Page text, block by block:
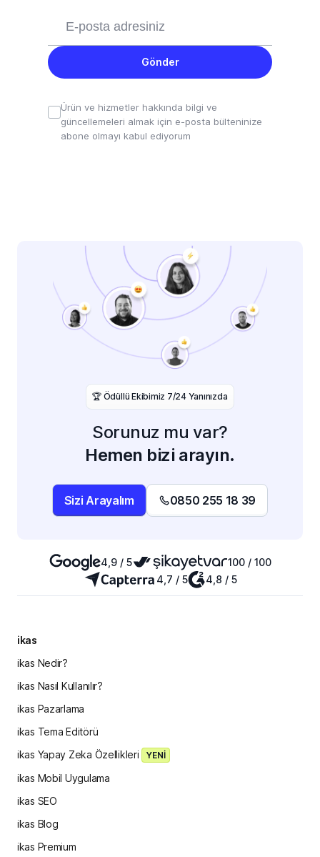
Gönder
Ürün ve hizmetler hakkında bilgi ve
güncellemeleri almak için e-posta bülteninize
abone olmayı kabul ediyorum
️🏆 Ödüllü Ekibimiz 7/24 Yanınızda
Sorunuz mu var?
Hemen bizi arayın.
Sizi Arayalım 0850 255 18 39
4,9 / 5
100 / 100
4,7 / 5
4,8 / 5
ikas
ikas Nedir?
ikas Nasıl Kullanılır?
ikas Pazarlama
ikas Tema Editörü
ikas Yapay Zeka Özellikleri
YENİ
ikas Mobil Uygulama
ikas SEO
ikas Blog
ikas Premium